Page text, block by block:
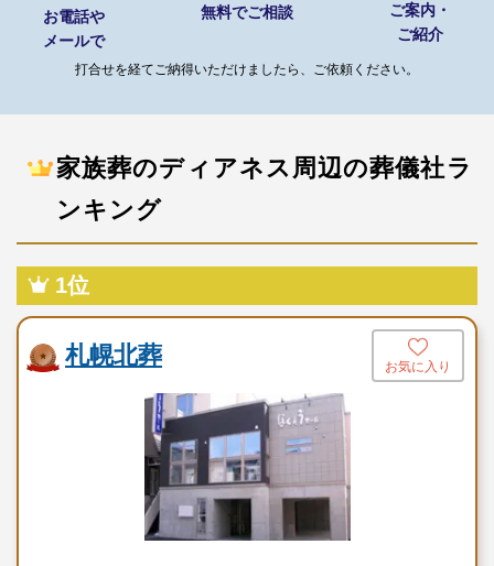
ご希望やご予算に合わせた適正価格を見積るためには、人数・場
所（式場、火葬場）・宗教形式などを葬儀社と擦り合わせること
一日葬28プラン（385,000円～）（税込）
プランに含まれる設備・サービス
祭壇
安置場所へのご搬送
ドライアイス
線香・ローソク
遺影写真・手札写真
メモリアルコーナー
お電話や
メールで
無料でご相談
ご案内・
ご紹介
打合せを経てご納得いただけましたら、ご依頼ください。
家族葬のディアネス周辺の葬儀社ラ
ンキング
1位
札幌北葬 お気に入り